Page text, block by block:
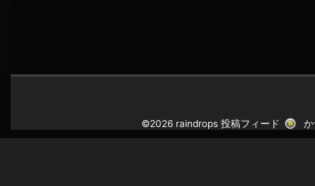
©2026 raindrops投稿フィード